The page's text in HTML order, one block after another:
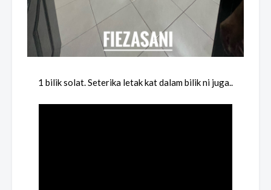
1 bilik solat. Seterika letak kat dalam bilik ni juga..